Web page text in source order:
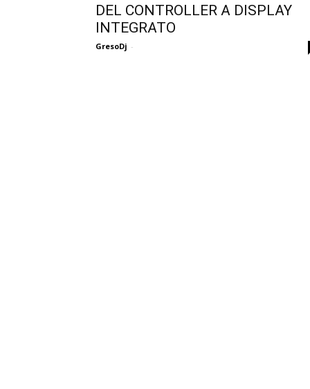
DEL CONTROLLER A DISPLAY
INTEGRATO
GresoDj -